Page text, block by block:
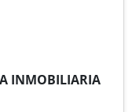
INMOBILIARIA